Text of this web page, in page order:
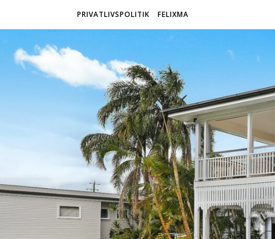
PRIVATLIVSPOLITIK FELIXMA